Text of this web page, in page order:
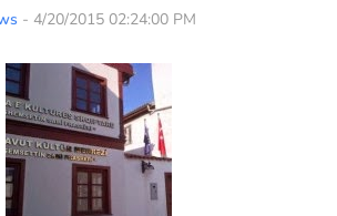
- 4/20/2015 02:24:00 PM